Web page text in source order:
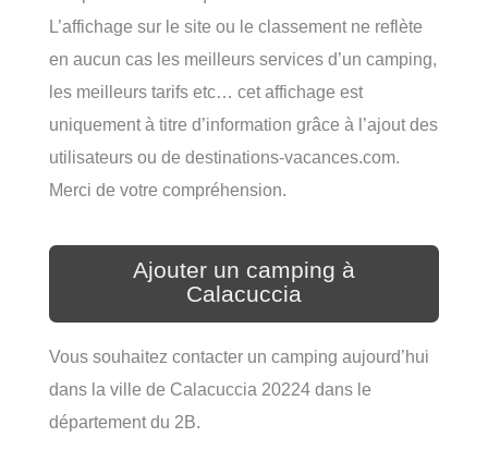
L’affichage sur le site ou le classement ne reflète
en aucun cas les meilleurs services d’un camping,
les meilleurs tarifs etc… cet affichage est
uniquement à titre d’information grâce à l’ajout des
utilisateurs ou de destinations-vacances.com.
Merci de votre compréhension.
Ajouter un camping à
Calacuccia
Vous souhaitez contacter un camping aujourd’hui
dans la ville de Calacuccia 20224 dans le
département du 2B.